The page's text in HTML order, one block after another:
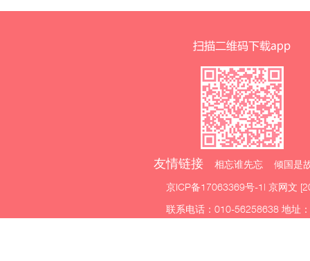
友情链接 相忘谁先忘 倾国是
京ICP备17063369号-1 | 京网文
联系电话：010-56258638 地址